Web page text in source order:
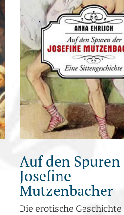
Auf den
Josefine
Mutzenbacher
Die erotische Geschichte